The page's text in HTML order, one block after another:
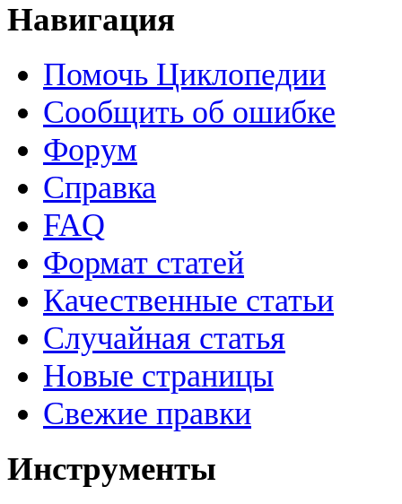
Навигация
Помочь Циклопедии
Сообщить об ошибке
Форум
Справка
FAQ
Формат статей
Качественные статьи
Случайная статья
Новые страницы
Свежие правки
Инструменты